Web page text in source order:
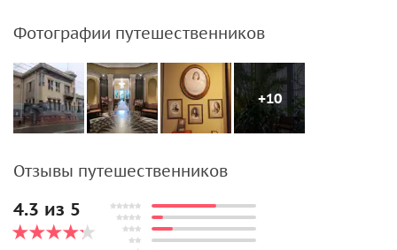
Фотографии путешественников
+10
Отзывы путешественников
4.3 из 5